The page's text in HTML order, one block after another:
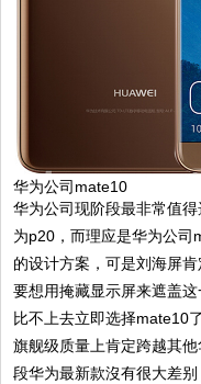
华为公司mate10
华为公司现阶段最非常值
为p20，而理应是华为公
的设计方案，可是刘海屏
要想用掩藏显示屏来遮盖
比不上去立即选择mate10
旗舰级质量上肯定跨越其
段华为最新款沒有很大差